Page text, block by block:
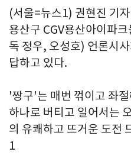
(서울=뉴스1) 권현진 기
용산구 CGV용산아이파
독 정우, 오성호) 언론시
답하고 있다.
'짱구'는 매번 꺾이고 좌
하나로 버티고 일어서는
의 유쾌하고 뜨거운 도전
1